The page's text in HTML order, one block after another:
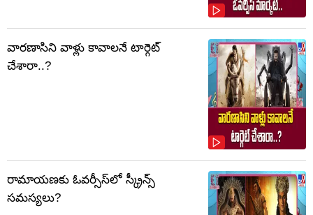
వారణాసిని వాళ్లు కావాలనే టార్గెట్
చేశారా..?
రామాయణకు ఓవర్సీస్‌లో స్క్రీన్స్
సమస్యలు?